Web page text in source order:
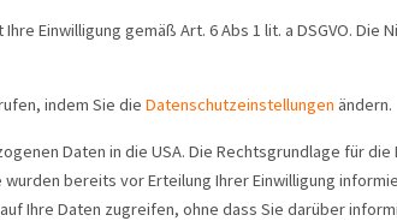
Einwilligung gemäß Art. 6 Abs 1 lit. a DSGVO.
indem Sie dieDatenschutzeinstellungen ändern.
Daten in die USA. Die Rechtsgrundlage für
wurden bereits vor Erteilung Ihrer Einwilligung
Ihre Daten zugreifen, ohne dass Sie darüber